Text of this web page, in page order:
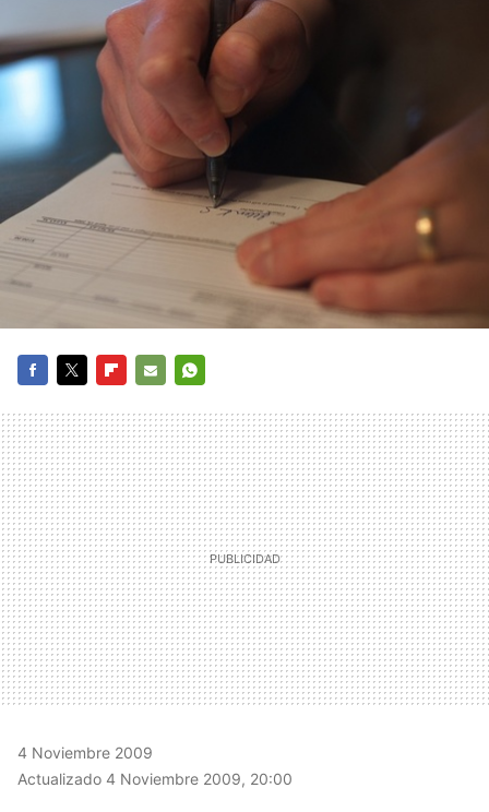
MAIL
4 Noviembre 2009
Actualizado 4 Noviembre 2009, 20:00